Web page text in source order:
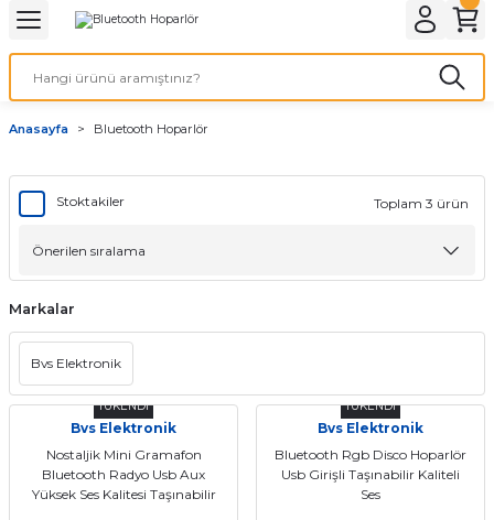
Geri Dön
Anasayfa Bluetooth Hoparlör
Stoktakiler Toplam 3 ürün
Markalar
Bvs Elektronik
TÜKENDİ
Bvs Elektronik
Nostaljik Mini Gramafon
Bluetooth Radyo Usb Aux
Yüksek Ses Kalitesi Taşınabilir
TÜKENDİ
Bvs Elektronik
Bluetooth Rgb Disco Hoparlör
Usb Girişli Taşınabilir Kaliteli
Ses